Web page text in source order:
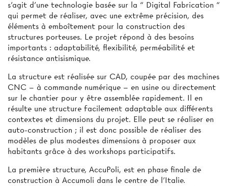
s’agit d’une technologie basée sur la “ Digital Fabrication “
qui permet de réaliser, avec une extrême précision, des
éléments à emboîtement pour la construction des
structures porteuses. Le projet répond à des besoins
importants : adaptabilité, flexibilité, perméabilité et
résistance antisismique.
La structure est réalisée sur CAD, coupée par des machines
CNC – à commande numérique – en usine ou directement
sur le chantier pour y être assemblée rapidement. Il en
résulte une structure facilement adaptable aux différents
contextes et dimensions du projet. Elle peut se réaliser en
auto-construction ; il est donc possible de réaliser des
modèles de plus modestes dimensions à proposer aux
habitants grâce à des workshops participatifs.
La première structure, AccuPoli, est en phase finale de
construction à Accumoli dans le centre de l’Italie.